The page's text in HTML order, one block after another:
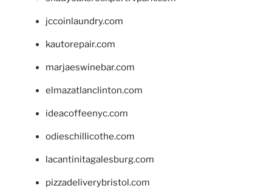
jccoinlaundry.com
kautorepair.com
marjaeswinebar.com
elmazatlanclinton.com
ideacoffeenyc.com
odieschillicothe.com
lacantinitagalesburg.com
pizzadeliverybristol.com